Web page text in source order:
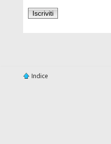
Iscriviti
Indice